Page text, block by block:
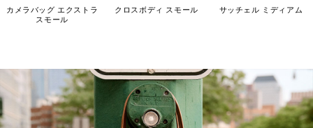
カメラバッグ エクストラ
スモール
クロスボディ スモール サッチェル ミディアム